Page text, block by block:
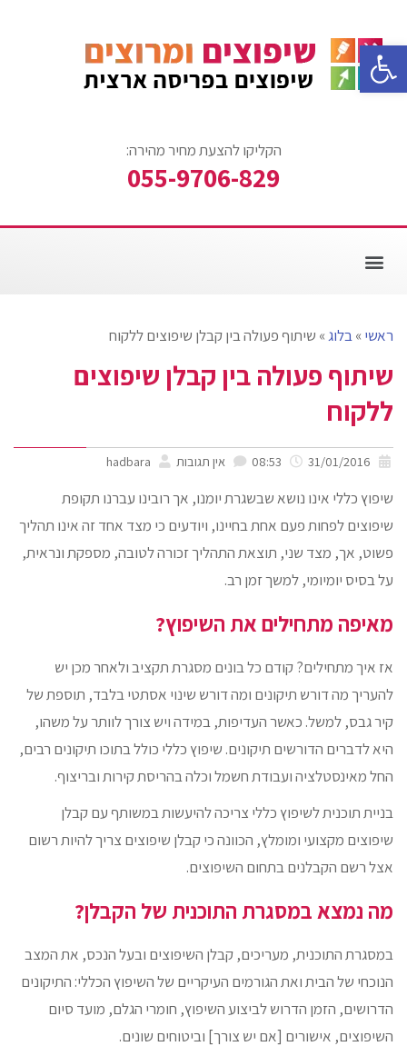
הקליקו להצעת מחיר מהירה:
055-9706-829
ראשי»בלוג» שיתוף פעולה בין קבלן שיפוצים ללקוח
שיתוף פעולה בין קבלן שיפוצים
ללקוח
אין תגובות hadbara
שיפוץ כללי אינו נושא שבשגרת יומנו, אך רובינו עברנו תקופת
שיפוצים לפחות פעם אחת בחיינו, ויודעים כי מצד אחד זה אינו תהליך
פשוט, אך, מצד שני, תוצאת התהליך זכורה לטובה, מספקת ונראית,
על בסיס יומיומי, למשך זמן רב.
מאיפה מתחילים את השיפוץ?
אז איך מתחילים? קודם כל בונים מסגרת תקציב ולאחר מכן יש
להעריך מה דורש תיקונים ומה דורש שינוי אסתטי בלבד, תוספת של
קיר גבס, למשל. כאשר העדיפות, במידה ויש צורך לוותר על משהו,
היא לדברים הדורשים תיקונים. שיפוץ כללי כולל בתוכו תיקונים רבים,
החל מאינסטלציה ועבודת חשמל וכלה בהריסת קירות ובריצוף.
בניית תוכנית לשיפוץ כללי צריכה להיעשות במשותף עם קבלן
שיפוצים מקצועי ומומלץ, הכוונה כי קבלן שיפוצים צריך להיות רשום
אצל רשם הקבלנים בתחום השיפוצים.
מה נמצא במסגרת התוכנית של הקבלן?
במסגרת התוכנית, מעריכים, קבלן השיפוצים ובעל הנכס, את המצב
הנוכחי של הבית ואת הגורמים העיקריים של השיפוץ הכללי: התיקונים
הדרושים, הזמן הדרוש לביצוע השיפוץ, חומרי הגלם, מועד סיום
השיפוצים, אישורים [אם יש צורך] וביטוחים שונים.
פתח סרגל נגישות